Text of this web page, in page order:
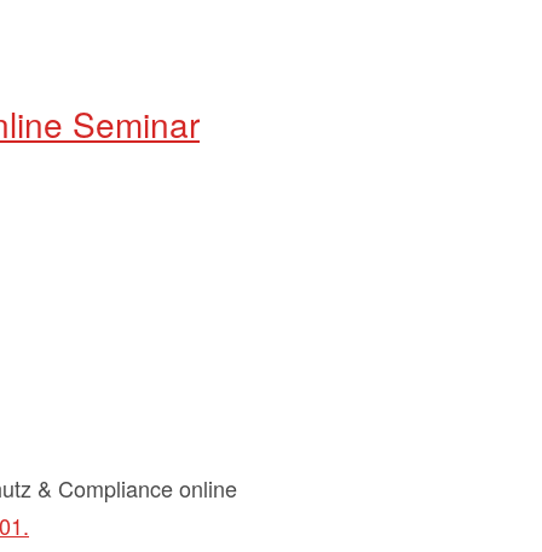
Seminar
& Compliance online